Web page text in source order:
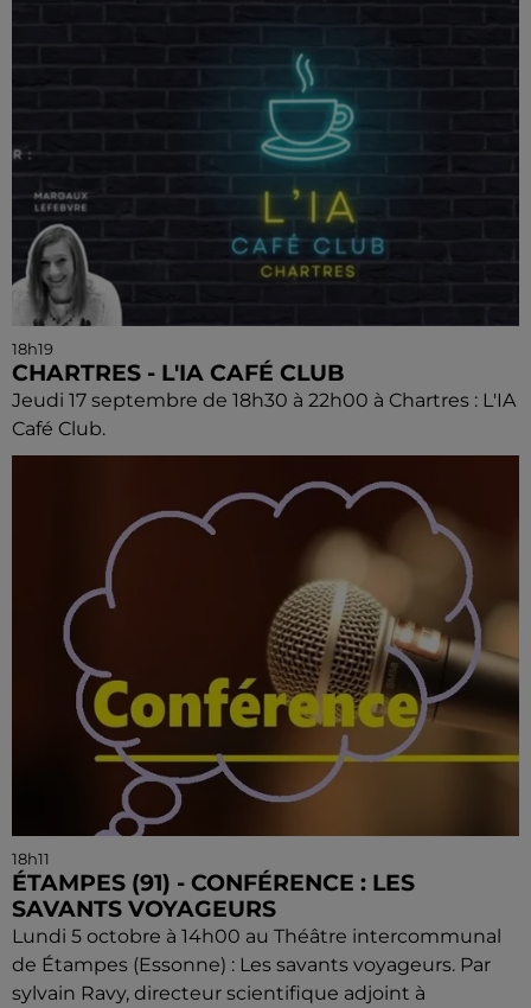
18h19
CHARTRES - L'IA CAFÉ CLUB
Jeudi 17 septembre de 18h30 à 22h00 à Chartres : L'IA
Café Club.
18h11
ÉTAMPES (91) - CONFÉRENCE : LES
SAVANTS VOYAGEURS
Lundi 5 octobre à 14h00 au Théâtre intercommunal
de Étampes (Essonne) : Les savants voyageurs. Par
sylvain Ravy, directeur scientifique adjoint à